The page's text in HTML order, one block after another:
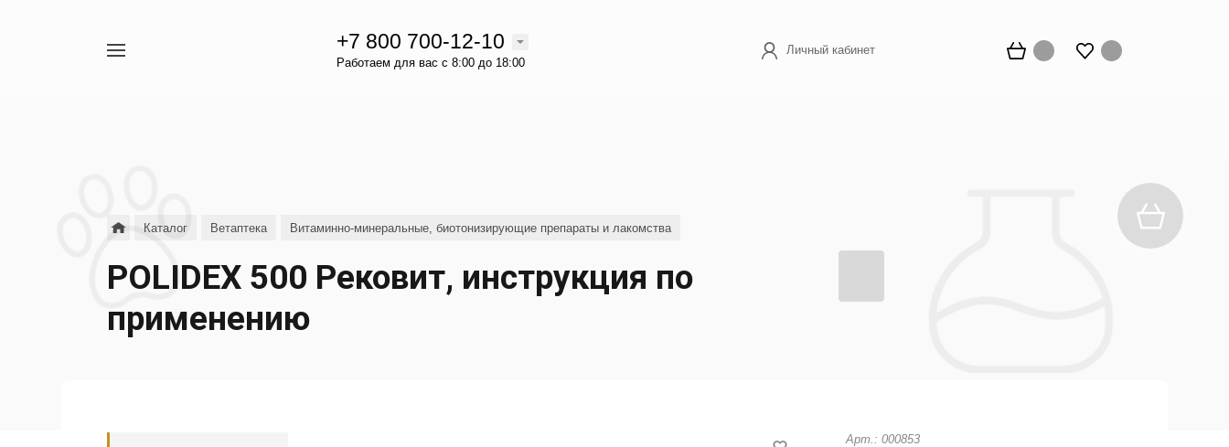
+7 800 700-12-10
Работаем для вас с 8:00 до 18:00
Личный кабинет
Каталог Ветаптека Витаминно-минеральные, биотонизирующие препараты и лакомства
POLIDEX 500 Рековит, инструкция по
применению
Арт.: 000853